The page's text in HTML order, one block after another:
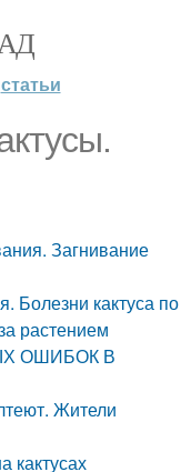
статьи
Загнивание
Болезни кактуса по
растением
ОШИБОК В
Жители
кактусах